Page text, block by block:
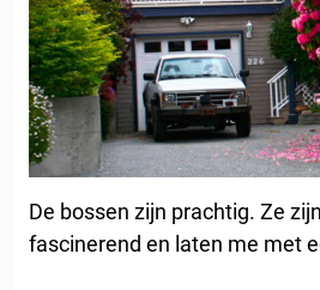
De bossen zijn prachtig. Ze
fascinerend en laten me met